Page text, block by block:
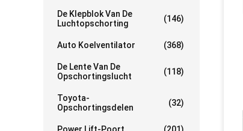
De Klepblok Van De
Luchtopschorting
(146)
Auto Koelventilator (368)
De Lente Van De
Opschortingslucht
(118)
Toyota-
Opschortingsdelen
(32)